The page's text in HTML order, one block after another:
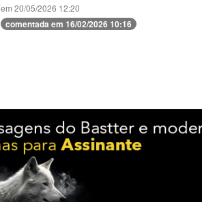
em 20/05/2026 12:20
comentada em 16/02/2026 10:16